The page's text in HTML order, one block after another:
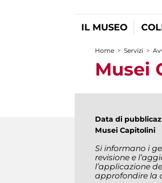
IL MUSEO
Tu sei qui
Home > Servizi >
Musei
Data di
Musei Capitolini
Si informano i
revisione e
l’applicazione
approfondire la